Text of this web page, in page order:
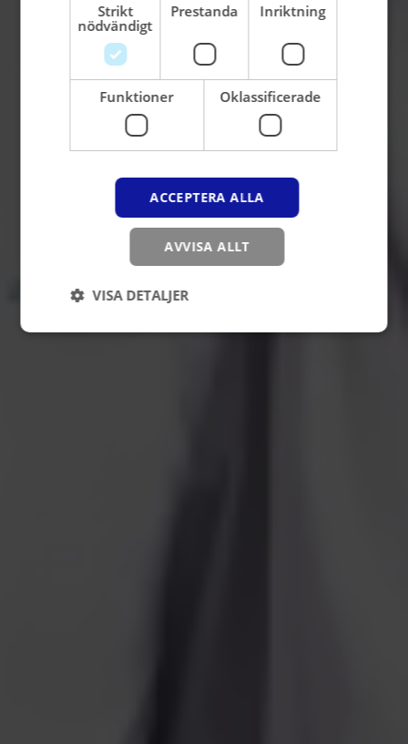
Strikt
nödvändigt
Prestanda Inriktning
Funktioner Oklassificerade
ACCEPTERA ALLA
AVVISA ALLT
VISA DETALJER